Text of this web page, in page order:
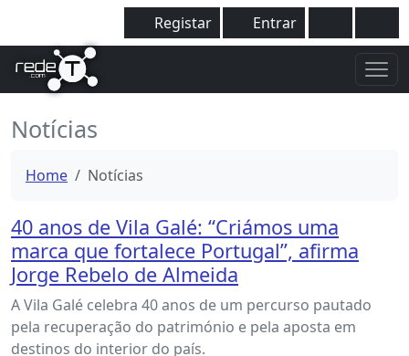
Registar Entrar
Notícias
Home Notícias
40 anos de Vila Galé: “Criámos uma
marca que fortalece Portugal”, afirma
Jorge Rebelo de Almeida
A Vila Galé celebra 40 anos de um percurso pautado
pela recuperação do património e pela aposta em
destinos do interior do país.